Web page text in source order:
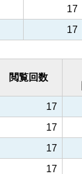
17
17
閲覧回数
17
17
17
17